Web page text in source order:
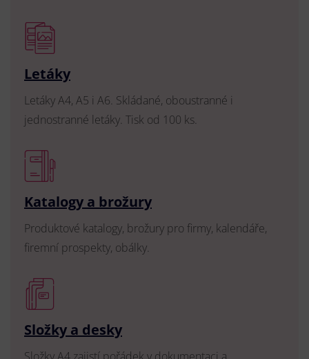
Letáky
Letáky A4, A5 i A6. Skládané, oboustranné i
jednostranné letáky. Tisk od 100 ks.
Katalogy a brožury
Produktové katalogy, brožury pro firmy, kalendáře,
firemní prospekty, obálky.
Složky a desky